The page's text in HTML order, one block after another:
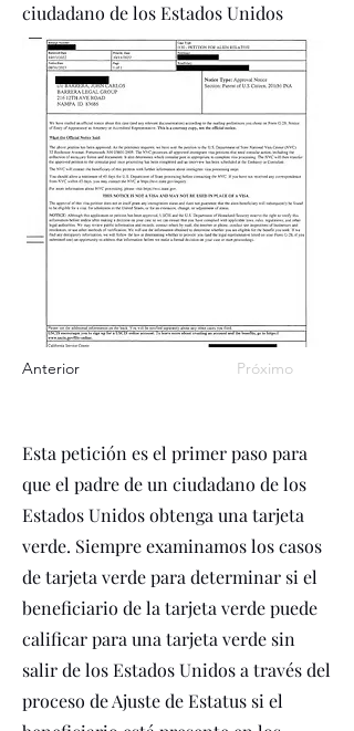
ciudadano de los Estados Unidos
Anterior Próximo
Esta petición es el primer paso para
que el padre de un ciudadano de los
Estados Unidos obtenga una tarjeta
verde. Siempre examinamos los casos
de tarjeta verde para determinar si el
beneficiario de la tarjeta verde puede
calificar para una tarjeta verde sin
salir de los Estados Unidos a través del
proceso de Ajuste de Estatus si el